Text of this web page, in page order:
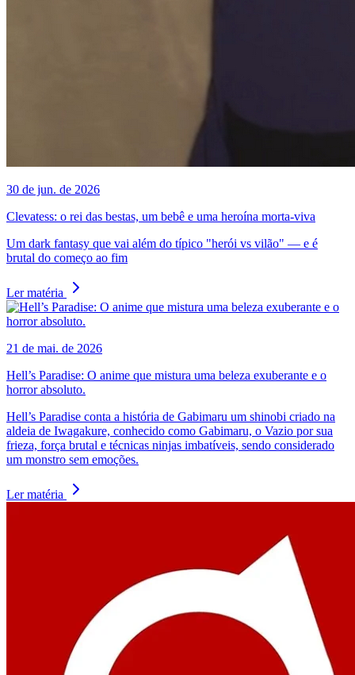
30 de jun. de 2026
Clevatess: o rei das bestas, um bebê e uma heroína morta-viva
Um dark fantasy que vai além do típico "herói vs vilão" — e é
brutal do começo ao fim
Ler matéria
21 de mai. de 2026
Hell’s Paradise: O anime que mistura uma beleza exuberante e o
horror absoluto.
Hell’s Paradise conta a história de Gabimaru um shinobi criado na
aldeia de Iwagakure, conhecido como Gabimaru, o Vazio por sua
frieza, força brutal e técnicas ninjas imbatíveis, sendo considerado
um monstro sem emoções.
Ler matéria